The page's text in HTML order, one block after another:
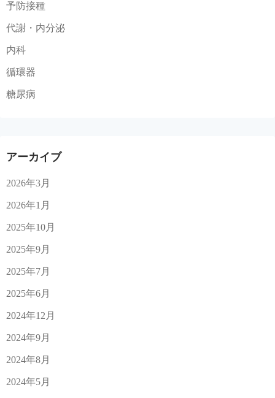
予防接種
代謝・内分泌
内科
循環器
糖尿病
アーカイブ
2026年3月
2026年1月
2025年10月
2025年9月
2025年7月
2025年6月
2024年12月
2024年9月
2024年8月
2024年5月